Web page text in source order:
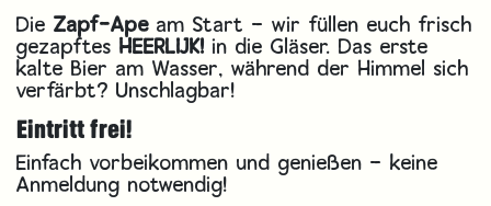
Die Zapf-Ape am Start – wir füllen euch frisch
gezapftes HEERLIJK! in die Gläser. Das erste
kalte Bier am Wasser, während der Himmel sich
verfärbt? Unschlagbar!
Eintritt frei!
Einfach vorbeikommen und genießen – keine
Anmeldung notwendig!